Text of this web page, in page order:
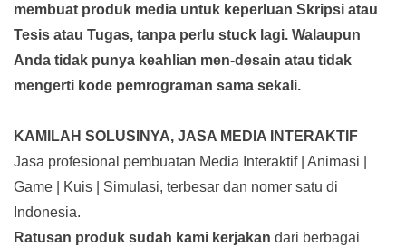
membuat produk media untuk keperluan Skripsi atau
Tesis atau Tugas, tanpa perlu stuck lagi. Walaupun
Anda tidak punya keahlian men-desain atau tidak
mengerti kode pemrograman sama sekali.
KAMILAH SOLUSINYA, JASA MEDIA INTERAKTIF
Jasa profesional pembuatan Media Interaktif | Animasi |
Game | Kuis | Simulasi, terbesar dan nomer satu di
Indonesia.
Ratusan produk sudah kami kerjakan dari berbagai